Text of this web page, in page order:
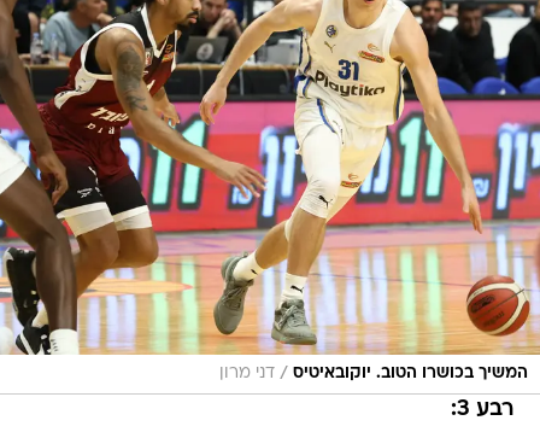
המשיך בכושרו הטוב. יוקובאיטיס / דני מרון
רבע 3: